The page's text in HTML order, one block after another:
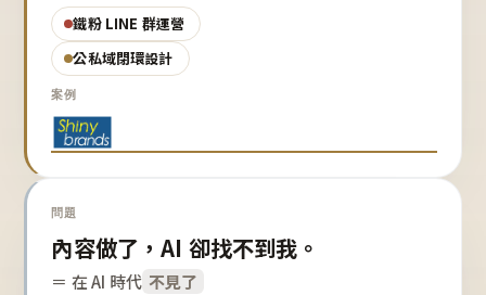
鐵粉 LINE 群運營
公私域閉環設計
案例
問題
內容做了，AI 卻找不到我。
＝ 在 AI 時代 不見了